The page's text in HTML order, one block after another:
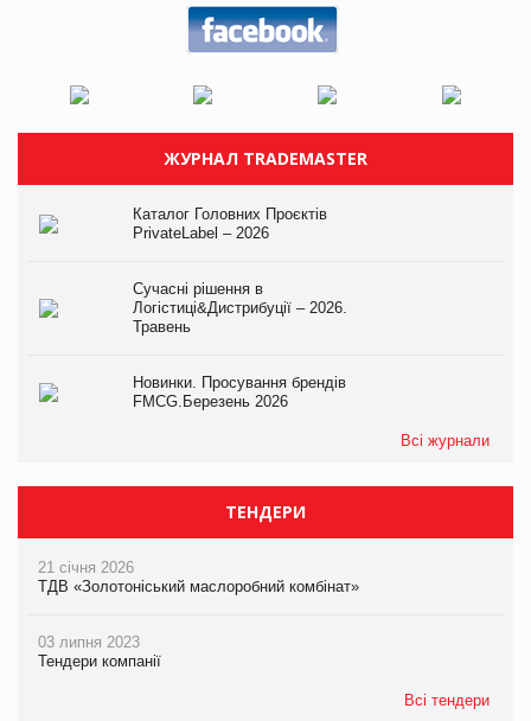
ЖУРНАЛ TRADEMASTER
Каталог Головних Проєктів
PrivateLabel – 2026
Сучасні рішення в
Логістиці&Дистрибуції – 2026.
Травень
Новинки. Просування брендів
FMCG.Березень 2026
Всі журнали
ТЕНДЕРИ
21 січня 2026
ТДВ «Золотоніський маслоробний комбінат»
03 липня 2023
Тендери компанії
Всі тендери